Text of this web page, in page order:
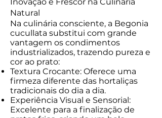
Natural
Na culinária consciente, a Begonia
cucullata substitui com grande
vantagem os condimentos
industrializados, trazendo pureza e
cor ao prato:
Textura Crocante: Oferece uma
firmeza diferente das hortaliças
tradicionais do dia a dia.
Experiência Visual e Sensorial:
Excelente para a finalização de